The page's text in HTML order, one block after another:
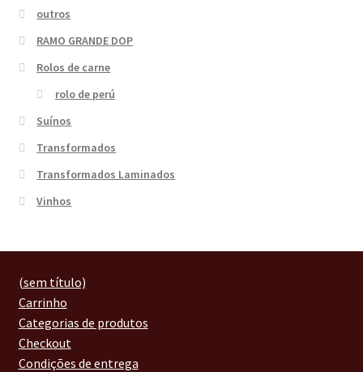
outros
RAMO GRANDE DOP
Rolos de carne
rolo de perú
Suínos
Transformados
Transformados Laminados
Vinhos
(sem título)
Carrinho
Categorias de produtos
Checkout
Condições de entrega